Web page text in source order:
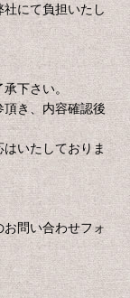
にて負担いたし
承下さい。
き、内容確認後
いたしておりま
問い合わせフォ